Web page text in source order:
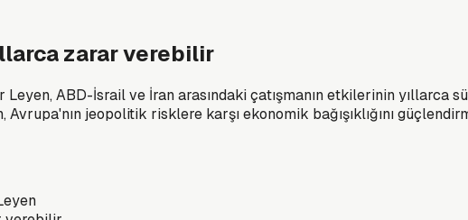
zarar verebilir
ABD-İsrail ve İran arasındaki çatışmanın etkilerinin yıllarca
jeopolitik risklere karşı ekonomik bağışıklığını